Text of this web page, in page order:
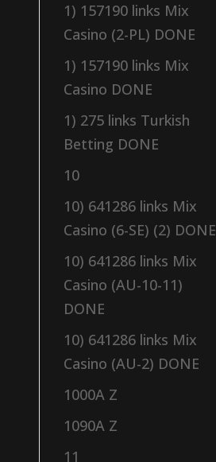
1) 157190 links Mix
Casino (2-PL) DONE
1) 157190 links Mix
Casino DONE
1) 275 links Turkish
Betting DONE
10
10) 641286 links Mix
Casino (6-SE) (2) DONE
10) 641286 links Mix
Casino (AU-10-11)
DONE
10) 641286 links Mix
Casino (AU-2) DONE
1000A Z
1090A Z
11